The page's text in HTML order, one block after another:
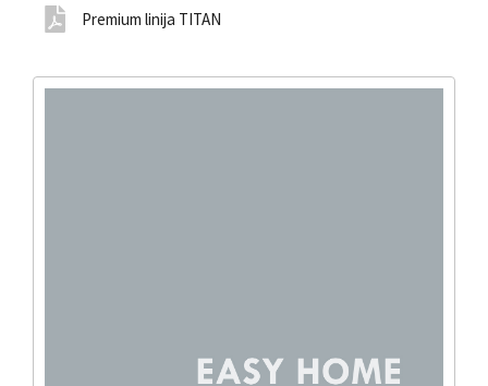
Premium linija TITAN